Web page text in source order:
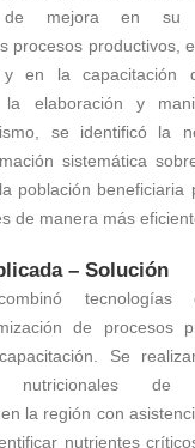
de mejora en su
procesos productivos,
y en la capacitación
la elaboración y
se identificó la
sistemática
población beneficiaria
de manera más
– Solución
tecnologías
de procesos
Se
de
la región con
nutrientes